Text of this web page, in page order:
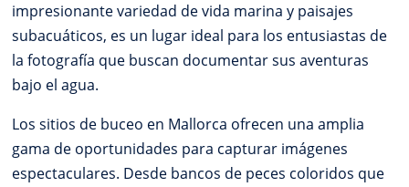
impresionante variedad de vida marina y paisajes
subacuáticos, es un lugar ideal para los entusiastas de
la fotografía que buscan documentar sus aventuras
bajo el agua.
Los sitios de buceo en Mallorca ofrecen una amplia
gama de oportunidades para capturar imágenes
espectaculares. Desde bancos de peces coloridos que